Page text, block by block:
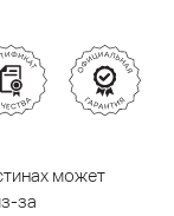
может
за